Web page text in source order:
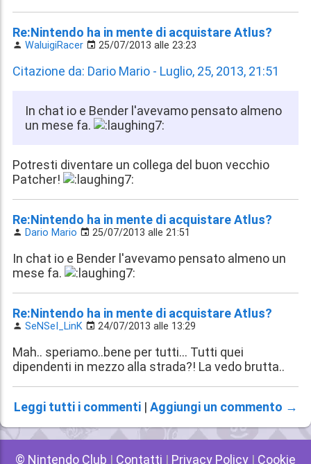
Re:Nintendo ha in mente di acquistare Atlus?
WaluigiRacer 25/07/2013 alle 23:23
Citazione da: Dario Mario - Luglio, 25, 2013, 21:51
In chat io e Bender l'avevamo pensato almeno
un mese fa.
Potresti diventare un collega del buon vecchio
Patcher!
Re:Nintendo ha in mente di acquistare Atlus?
Dario Mario 25/07/2013 alle 21:51
In chat io e Bender l'avevamo pensato almeno un
mese fa.
Re:Nintendo ha in mente di acquistare Atlus?
SeNSeI_LinK 24/07/2013 alle 13:29
Mah.. speriamo..bene per tutti... Tutti quei
dipendenti in mezzo alla strada?! La vedo brutta..
Leggi tutti i commenti| Aggiungi un commento →
© Nintendo Club | Contatti | Privacy Policy | Cookie